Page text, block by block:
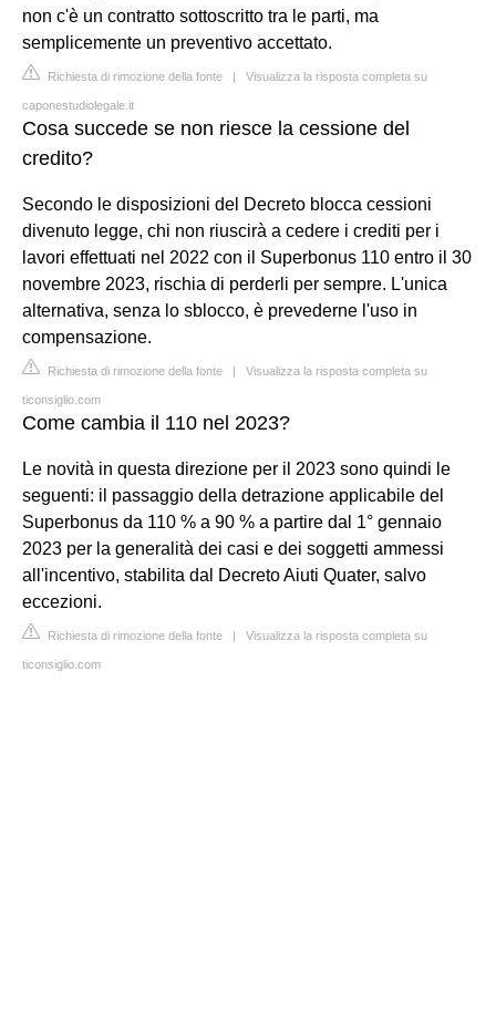
non c'è un contratto sottoscritto tra le parti, ma
semplicemente un preventivo accettato.
Richiesta di rimozione della fonte | Visualizza la risposta completa su
caponestudiolegale.it
Cosa succede se non riesce la cessione del
credito?
Secondo le disposizioni del Decreto blocca cessioni
divenuto legge, chi non riuscirà a cedere i crediti per i
lavori effettuati nel 2022 con il Superbonus 110 entro il 30
novembre 2023, rischia di perderli per sempre. L'unica
alternativa, senza lo sblocco, è prevederne l'uso in
compensazione.
Richiesta di rimozione della fonte | Visualizza la risposta completa su
ticonsiglio.com
Come cambia il 110 nel 2023?
Le novità in questa direzione per il 2023 sono quindi le
seguenti: il passaggio della detrazione applicabile del
Superbonus da 110 % a 90 % a partire dal 1° gennaio
2023 per la generalità dei casi e dei soggetti ammessi
all'incentivo, stabilita dal Decreto Aiuti Quater, salvo
eccezioni.
Richiesta di rimozione della fonte | Visualizza la risposta completa su
ticonsiglio.com